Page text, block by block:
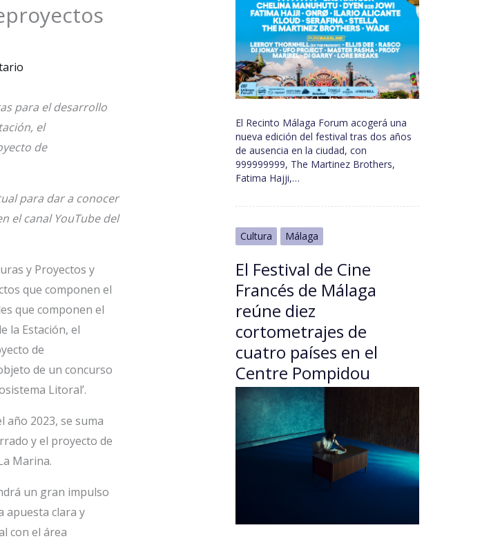
para el desarrollo
el
de
para dar a conocer
el canal YouTube del
y Proyectos y
que componen el
que componen el
la Estación, el
de
de un concurso
Litoral’.
año 2023, se suma
y el proyecto de
Marina.
un gran impulso
apuesta clara y
con el área
El Recinto Málaga Forum acogerá una
nueva edición del festival tras dos años
de ausencia en la ciudad, con
999999999, The Martinez Brothers,
Fatima Hajji,…
Cultura Málaga
El Festival de Cine
Francés de Málaga
reúne diez
cortometrajes de
cuatro países en el
Centre Pompidou